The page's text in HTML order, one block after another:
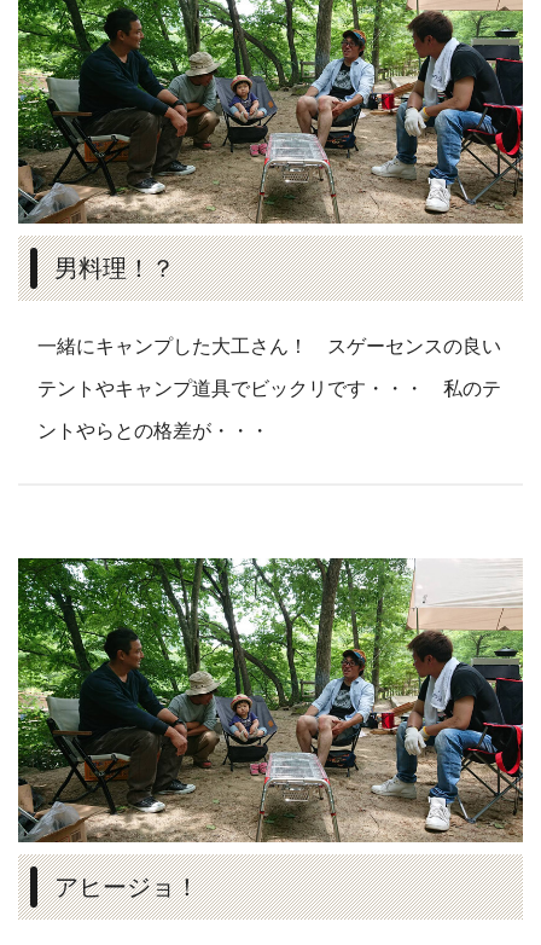
男料理！？
一緒にキャンプした大工さん！ スゲーセンスの良い
テントやキャンプ道具でビックリです・・・ 私のテ
ントやらとの格差が・・・
アヒージョ！